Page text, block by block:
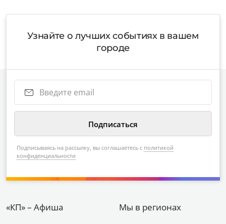
Узнайте о лучших событиях в вашем
городе
Подписываясь на рассылку, вы соглашаетесь с политикой
конфиденциальности
«КП» – Афиша Мы в регионах